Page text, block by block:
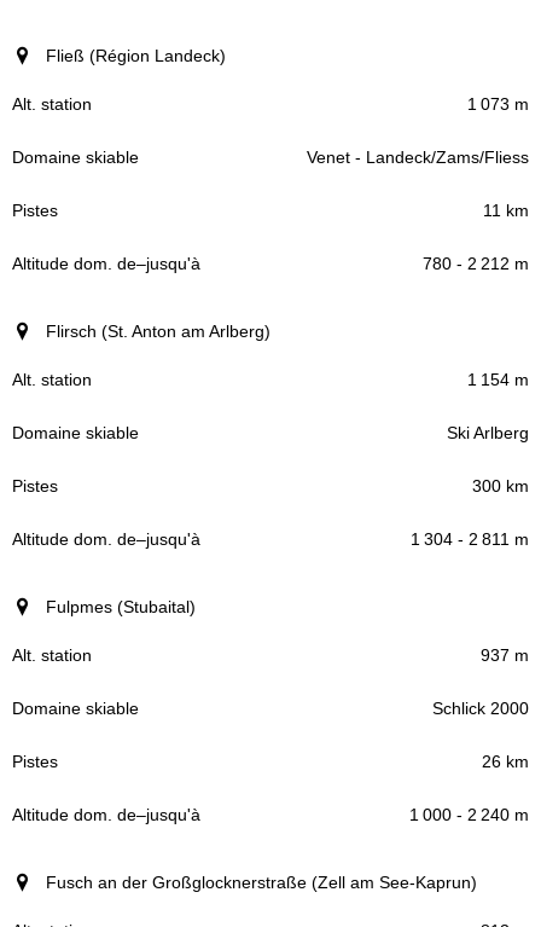
Fließ (Région Landeck)
1 073 m
Venet - Landeck/Zams/Fliess
11 km
780 - 2 212 m
Flirsch (St. Anton am Arlberg)
1 154 m
Ski Arlberg
300 km
1 304 - 2 811 m
Fulpmes (Stubaital)
937 m
Schlick 2000
26 km
1 000 - 2 240 m
Fusch an der Großglocknerstraße (Zell am See-Kaprun)